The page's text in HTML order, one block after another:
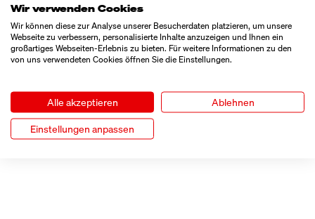
Wir verwenden Cookies
Wir können diese zur Analyse unserer Besucherdaten platzieren, um unsere
Webseite zu verbessern, personalisierte Inhalte anzuzeigen und Ihnen ein
großartiges Webseiten-Erlebnis zu bieten. Für weitere Informationen zu den
von uns verwendeten Cookies öffnen Sie die Einstellungen.
Alle akzeptieren Ablehnen
Einstellungen anpassen